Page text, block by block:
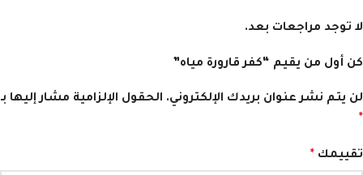
لا توجد مراجعات بعد.
كن أول من يقيم “كفر قارورة مياه”
لن يتم نشر عنوان بريدك الإلكتروني. الحقول الإلزامية مشار إليها بـ
*
تقييمك *